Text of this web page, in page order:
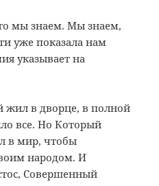
мы знаем. Мы знаем,
уже показала нам
указывает на
жил в дворце, в полной
все. Но Который
в мир, чтобы
народом. И
Совершенный